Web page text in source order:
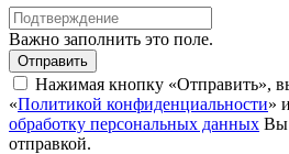
Важно заполнить это поле.
Отправить
Нажимая кнопку «Отправить»,
«Политикой конфиденциальности»
обработку персональных данных Вы
отправкой.